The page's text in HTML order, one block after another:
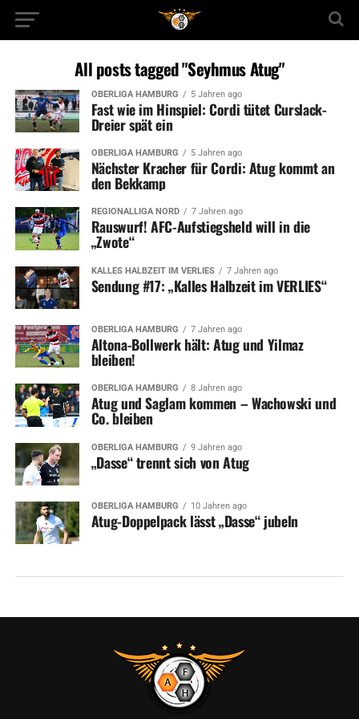
All posts tagged "Seyhmus Atug"
OBERLIGA HAMBURG 5 Jahren ago
Fast wie im Hinspiel: Cordi tütet Curslack-
Dreier spät ein
OBERLIGA HAMBURG 5 Jahren ago
Nächster Kracher für Cordi: Atug kommt an
den Bekkamp
REGIONALLIGA NORD 7 Jahren ago
Rauswurf! AFC-Aufstiegsheld will in die
„Zwote“
KALLES HALBZEIT IM VERLIES 7 Jahren ago
Sendung #17: „Kalles Halbzeit im VERLIES“
OBERLIGA HAMBURG 7 Jahren ago
Altona-Bollwerk hält: Atug und Yilmaz
bleiben!
OBERLIGA HAMBURG 8 Jahren ago
Atug und Saglam kommen – Wachowski und
Co. bleiben
OBERLIGA HAMBURG 9 Jahren ago
„Dasse“ trennt sich von Atug
OBERLIGA HAMBURG 10 Jahren ago
Atug-Doppelpack lässt „Dasse“ jubeln